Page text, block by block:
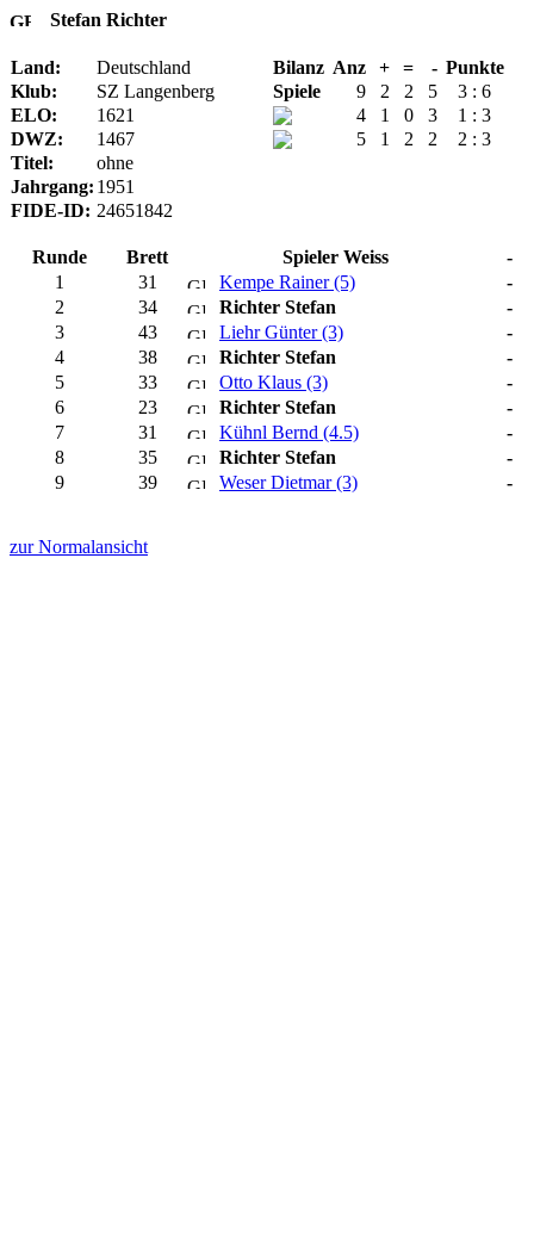
Stefan Richter
Land: Deutschland Bilanz Anz + = - Punkte
Klub:
SZ Langenberg Spiele 9 2 2 5
3 : 6
ELO:
1621 4 1 0 3
1 : 3
DWZ:
1467 5 1 2 2
2 : 3
Titel:
ohne
Jahrgang: 1951
FIDE-ID: 24651842
Runde Brett Spieler Weiss
-
1
31 Kempe Rainer (5)
-
2
34 Richter Stefan
-
3
43 Liehr Günter (3)
-
4
38 Richter Stefan
-
5
33 Otto Klaus (3)
-
6
23 Richter Stefan
-
7
31 Kühnl Bernd (4.5)
-
8
35 Richter Stefan
-
9
39 Weser Dietmar (3) -
zur Normalansicht